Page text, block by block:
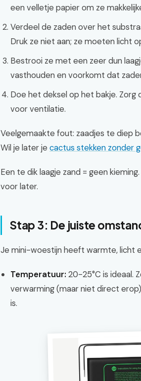
een velletje papier om ze
Verdeel de zaden over het
Druk ze niet aan; ze moeten licht
Bestrooi ze met een zeer dun
vasthouden en voorkomt dat
Doe het deksel op het bakje.
voor ventilatie.
Veelgemaakte fout: zaadjes te diep
Wil je later je cactus stekken zonder
Een te dik laagje zand = geen
voor later.
Stap 3: De juiste
Je mini-woestijn heeft warmte, licht
Temperatuur: 20-25°C is ideaal.
verwarming (maar niet direct
is.